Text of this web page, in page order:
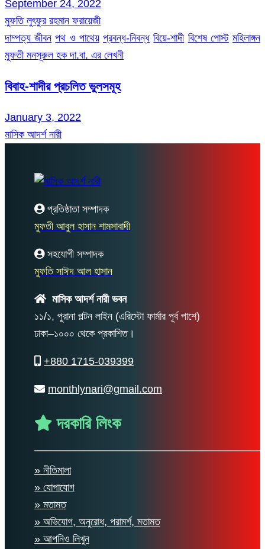
September 24, 2022
মুফতি লুৎফুর রহমান ফরায়েজী
দাম্পত্য জীবন পথ ও পাথেয় প্রবন্ধ-নিবন্ধ বিয়ে-শাদী বিশেষ পোস্ট মহিলাঙ্গন
মুফতী মনসূরুল হক দা.বা. এর লেখনী
বিবাহ-শাদীর প্রচলিত ভুলসমূহ
January 3, 2022
মাসিক আদর্শ নারী
প্রতিষ্ঠাতা সম্পাদক
মুফতী আবুল হাসান শামসাবাদী
সহযোগী সম্পাদক
মুফতি সাঈদ আল হাসান
মাসিক আদর্শ নারী ভবন
১১/১, পুরানা পল্টন লাইন (এরিস্টো ফার্মার পূর্ব পাশে)
ঢাকা–১০০০ থেকে প্রকাশিত।
+880 1715-039399
monthlynari@gmail.com
দরকারি লিংক
» নীতিমালা
» যোগাযোগ
» মতামত
» অভিযোগ, অনুরোধ, পরামর্শ, মতামত
» আপনিও লিখুন